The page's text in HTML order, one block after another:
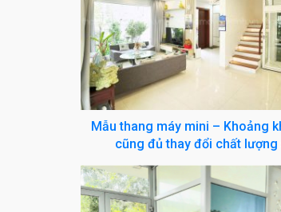
Mẫu thang máy mini – Khoảng
cũng đủ thay đổi chất lượng